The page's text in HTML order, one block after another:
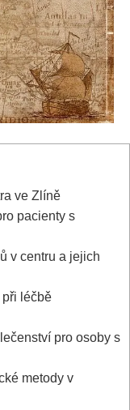
ve Zlíně
pacienty s
v centru a jejich
léčbě
pro osoby s
metody v